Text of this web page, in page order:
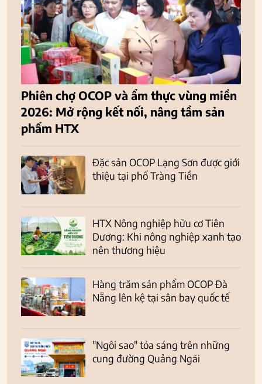
Phiên chợ OCOP và ẩm thực vùng miền
2026: Mở rộng kết nối, nâng tầm sản
phẩm HTX
Đặc sản OCOP Lạng Sơn được giới
thiệu tại phố Tràng Tiền
HTX Nông nghiệp hữu cơ Tiên
Dương: Khi nông nghiệp xanh tạo
nên thương hiệu
Hàng trăm sản phẩm OCOP Đà
Nẵng lên kệ tại sân bay quốc tế
"Ngôi sao" tỏa sáng trên những
cung đường Quảng Ngãi